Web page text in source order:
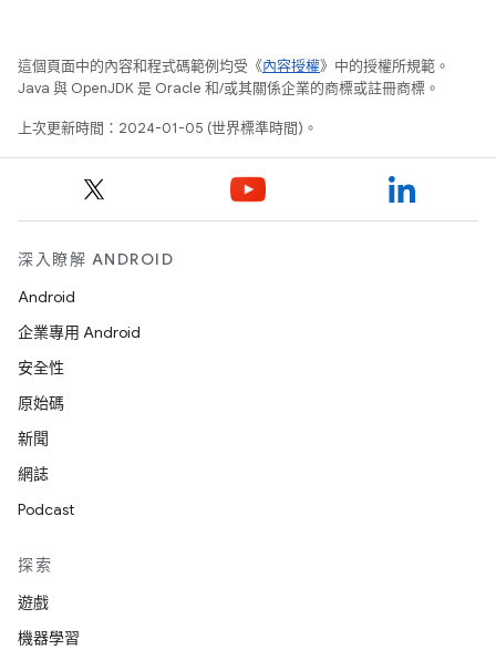
這個頁面中的內容和程式碼範例均受《內容授權》中的授權所規範。
Java 與 OpenJDK 是 Oracle 和/或其關係企業的商標或註冊商標。
上次更新時間：2024-01-05 (世界標準時間)。
深入瞭解 ANDROID
Android
企業專用 Android
安全性
原始碼
新聞
網誌
Podcast
探索
遊戲
機器學習